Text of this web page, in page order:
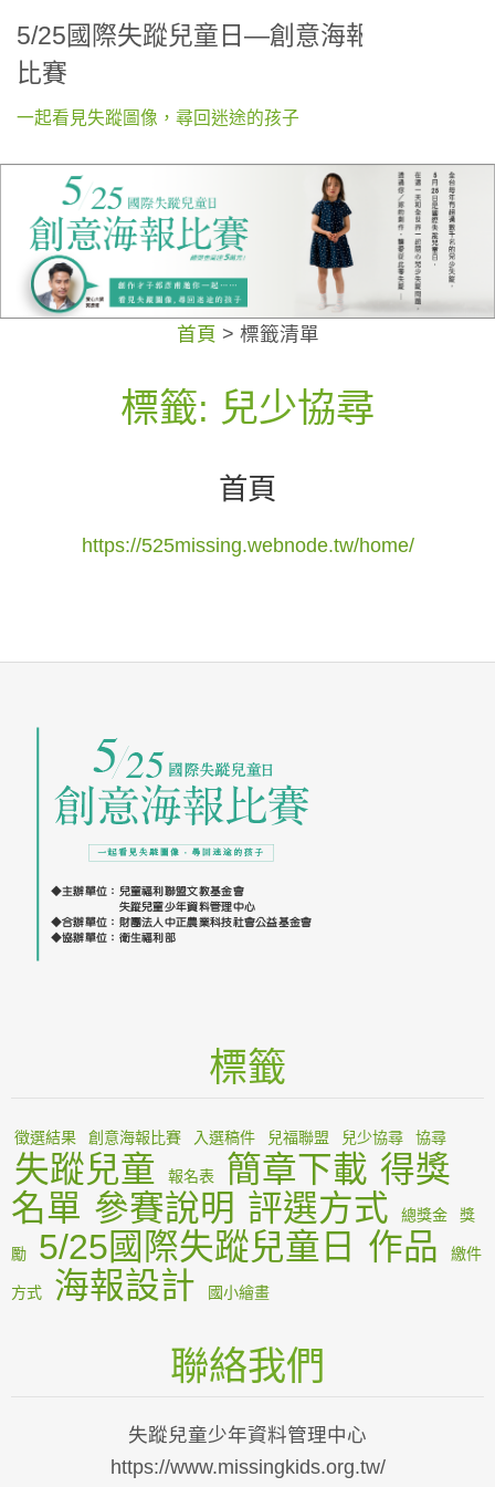
5/25國際失蹤兒童日—創意海報
比賽
一起看見失蹤圖像，尋回迷途的孩子
首頁 > 標籤清單
標籤: 兒少協尋
首頁
https://525missing.webnode.tw/home/
標籤
徵選結果 創意海報比賽 入選稿件 兒福聯盟 兒少協尋 協尋
失蹤兒童 報名表 簡章下載 得獎
名單 參賽說明 評選方式 總獎金 獎
勵 5/25國際失蹤兒童日 作品 繳件
方式 海報設計 國小繪畫
聯絡我們
失蹤兒童少年資料管理中心
https://www.missingkids.org.tw/